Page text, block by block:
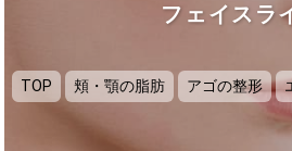
フェイスラ
TOP 頬・顎の脂肪 アゴの整形